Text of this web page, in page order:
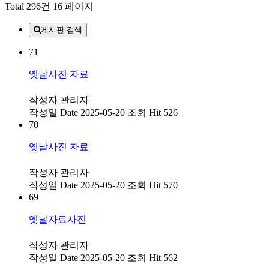
Total 296건 16 페이지
게시판 검색
71
옛날사진 자료
작성자 관리자
작성일 Date 2025-05-20 조회 Hit 526
70
옛날사진 자료
작성자 관리자
작성일 Date 2025-05-20 조회 Hit 570
69
옛날자료사진
작성자 관리자
작성일 Date 2025-05-20 조회 Hit 562